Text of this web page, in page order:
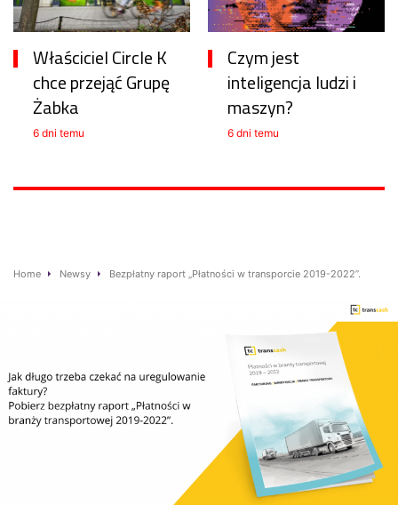
Właściciel Circle K
chce przejąć Grupę
Żabka
6 dni temu
Czym jest
inteligencja ludzi i
maszyn?
6 dni temu
Home Newsy Bezpłatny raport „Płatności w transporcie 2019-2022”.